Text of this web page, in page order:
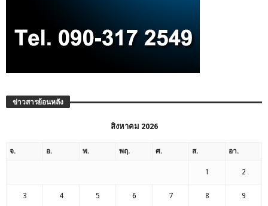
ข่าวสารย้อนหลัง
สิงหาคม 2026
จ. อ. พ. พฤ. ศ. ส. อา.
1 2
3 4 5 6 7 8 9